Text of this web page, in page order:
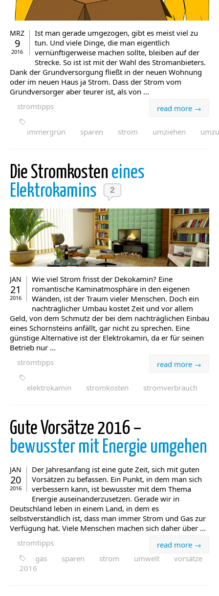
MRZ
9
2016
Ist man gerade umgezogen, gibt es meist viel zu
tun. Und viele Dinge, die man eigentlich
vernünftigerweise machen sollte, bleiben auf der
Strecke. So ist ist mit der Wahl des Stromanbieters.
Dank der Grundversorgung fließt in der neuen Wohnung
oder im neuen Haus ja Strom. Dass der Strom vom
Grundversorger aber teurer ist, als von ...
read more →
stromtipps
immergrün sparen strom umziehen
Die Stromkosten eines
Elektrokamins
2
JAN
21
2016
Wie viel Strom frisst der Dekokamin? Eine
romantische Kaminatmosphäre in den eigenen
Wänden, ist der Traum vieler Menschen. Doch ein
nachträglicher Umbau kostet Zeit und vor allem
Geld, von dem Schmutz der bei dem nachträglichen Einbau
eines Schornsteins anfällt, gar nicht zu sprechen. Eine
günstige Alternative ist der Elektrokamin, da er für seinen
Betrieb nur ...
read more →
stromtipps
elektrokamin stromkosten stromverbrauch
Gute Vorsätze 2016 –
bewusster mit Energie umgehen
JAN
20
2016
Der Jahresanfang ist eine gute Zeit, sich mit guten
Vorsätzen zu befassen. Ein Punkt, in dem man sich
verbessern kann, ist bewusster mit dem Thema
Energie auseinanderzusetzen. Gerade wir in
Deutschland leben in einem Land, in dem es
selbstverständlich ist, dass man immer Strom und Gas zur
Verfügung hat. Viele Menschen machen sich daher über ...
read more →
stromtipps
gas
sparen strom umwelt
vorsätze
2016